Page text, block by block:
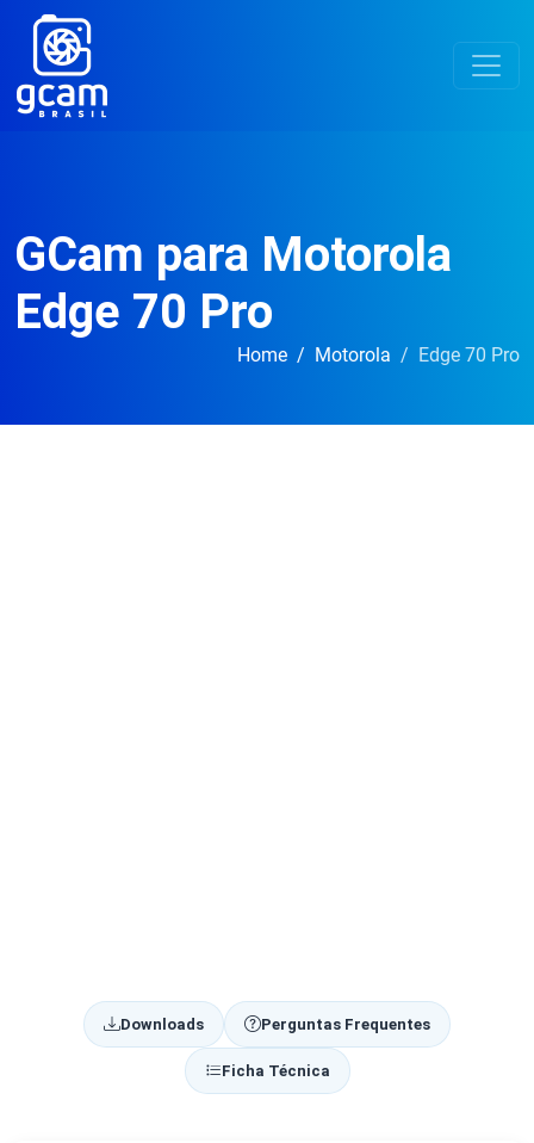
GCam para Motorola
Edge 70 Pro
Home Motorola Edge 70 Pro
Downloads Perguntas Frequentes
Ficha Técnica